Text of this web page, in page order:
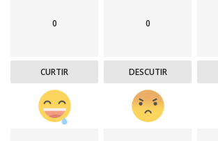
0
CURTIR
0
DESCUTIR